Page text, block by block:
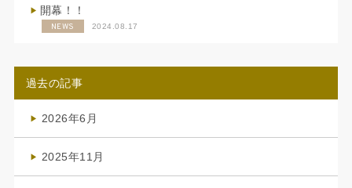
開幕！！
NEWS 2024.08.17
過去の記事
2026年6月
2025年11月